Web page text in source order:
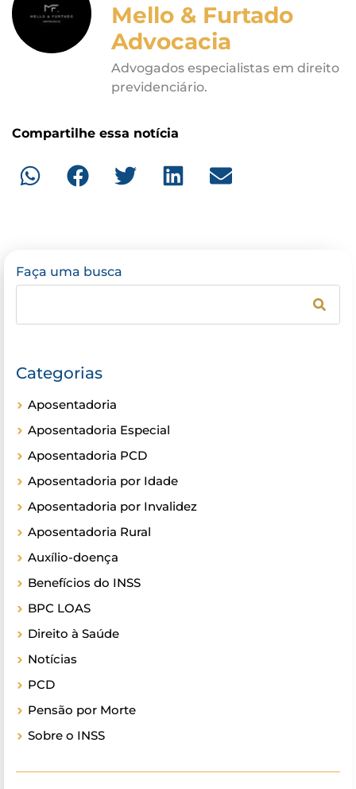
Mello & Furtado
Advocacia
Advogados especialistas em direito
previdenciário.
Compartilhe essa notícia
Faça uma busca
Categorias
Aposentadoria
Aposentadoria Especial
Aposentadoria PCD
Aposentadoria por Idade
Aposentadoria por Invalidez
Aposentadoria Rural
Auxílio-doença
Benefícios do INSS
BPC LOAS
Direito à Saúde
Notícias
PCD
Pensão por Morte
Sobre o INSS